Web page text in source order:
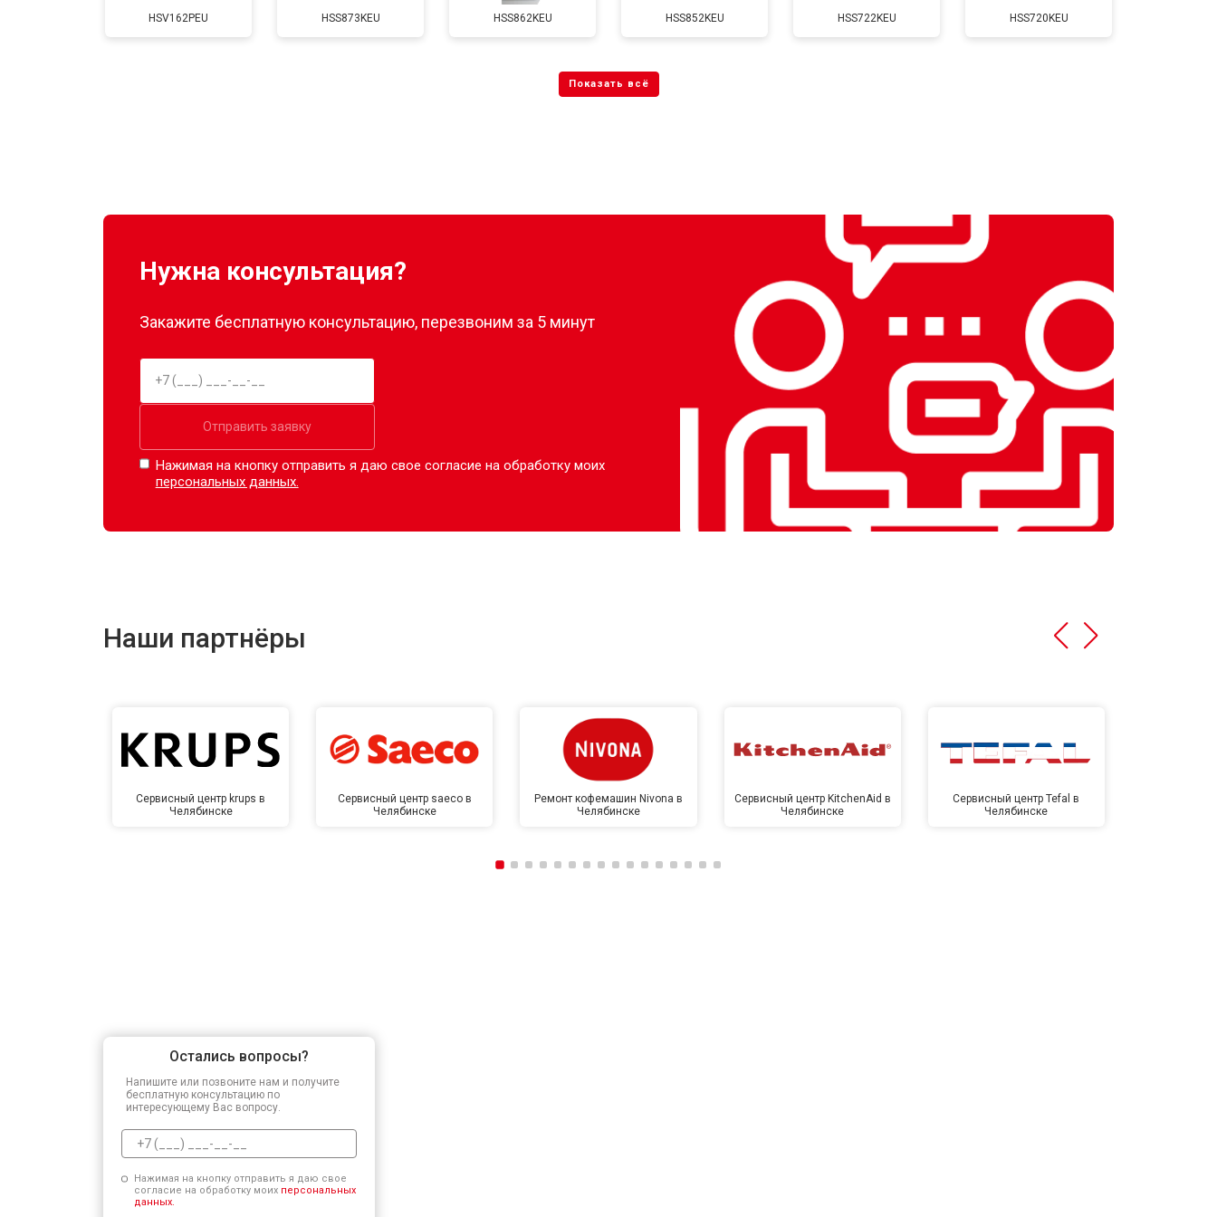
HSV162PEU HSS873KEU HSS862KEU HSS852KEU HSS722KEU HSS720KEU
Нужна консультация?
Закажите бесплатную консультацию, перезвоним за 5 минут
Отправить заявку
Нажимая на кнопку отправить я даю свое согласие на обработку моих
персональных данных.
Наши партнёры
Сервисный центр krups в
Челябинске
Сервисный центр saeco в
Челябинске
Ремонт кофемашин Nivona в
Челябинске
Сервисный центр KitchenAid в
Челябинске
Сервисный центр Tefal в
Челябинске
Остались вопросы?
Напишите или позвоните нам и получите
бесплатную консультацию по
интересующему Вас вопросу.
Нажимая на кнопку отправить я даю свое
согласие на обработку моих персональных
данных.